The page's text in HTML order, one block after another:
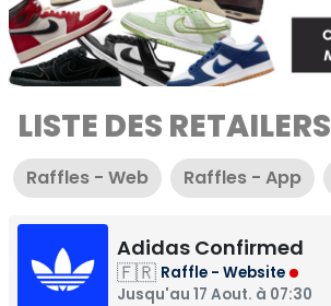
LISTE DES RETAILERS
Raffles - Web Raffles - App
Adidas Confirmed
🇫🇷 Raffle - Website
Jusqu'au 17 Aout. à 07:30